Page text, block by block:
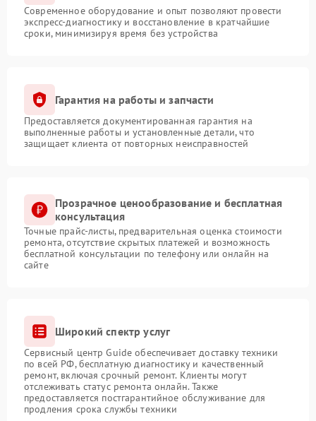
Современное оборудование и опыт позволяют провести
экспресс-диагностику и восстановление в кратчайшие
сроки, минимизируя время без устройства
Гарантия на работы и запчасти
Предоставляется документированная гарантия на
выполненные работы и установленные детали, что
защищает клиента от повторных неисправностей
Прозрачное ценообразование и бесплатная
консультация
Точные прайс-листы, предварительная оценка стоимости
ремонта, отсутствие скрытых платежей и возможность
бесплатной консультации по телефону или онлайн на
сайте
Широкий спектр услуг
Сервисный центр Guide обеспечивает доставку техники
по всей РФ, бесплатную диагностику и качественный
ремонт, включая срочный ремонт. Клиенты могут
отслеживать статус ремонта онлайн. Также
предоставляется постгарантийное обслуживание для
продления срока службы техники